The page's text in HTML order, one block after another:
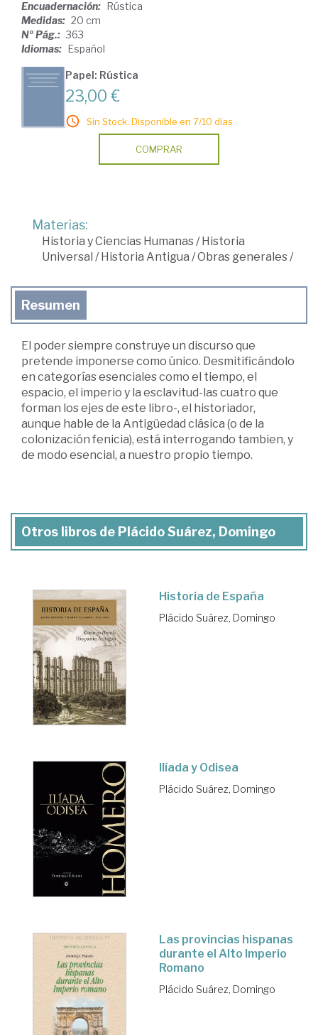
Encuadernación: Rústica
Medidas: 20 cm
Nº Pág.: 363
Idiomas: Español
Papel: Rústica
23,00 €
Sin Stock. Disponible en 7/10 días.
COMPRAR
Materias:
Historia y Ciencias Humanas/Historia
Universal /Historia Antigua /Obras generales/
Resumen
El poder siempre construye un discurso que
pretende imponerse como único. Desmitificándolo
en categorías esenciales como el tiempo, el
espacio, el imperio y la esclavitud-las cuatro que
forman los ejes de este libro-, el historiador,
aunque hable de la Antigüedad clásica (o de la
colonización fenicia), está interrogando tambien, y
de modo esencial, a nuestro propio tiempo.
Otros libros de Plácido Suárez, Domingo
Historia de España
Plácido Suárez, Domingo
Ilíada y Odisea
Plácido Suárez, Domingo
Las provincias hispanas
durante el Alto Imperio
Romano
Plácido Suárez, Domingo